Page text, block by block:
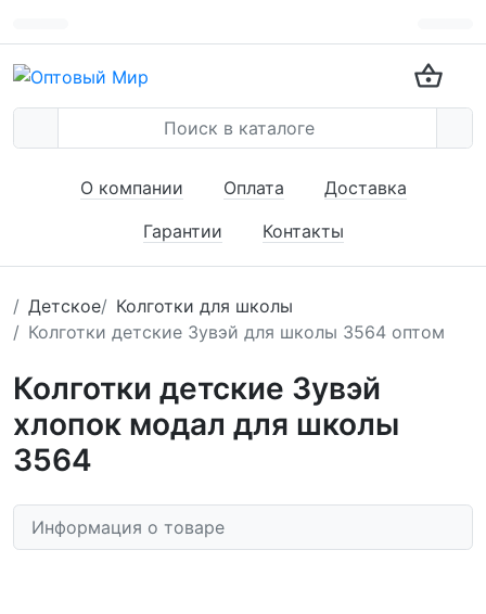
О компании Оплата
Доставка
Гарантии
Контакты
Детское
Колготки для школы
Колготки детские Зувэй для школы 3564 оптом
Колготки детские Зувэй
хлопок модал для школы
3564
Информация о товаре